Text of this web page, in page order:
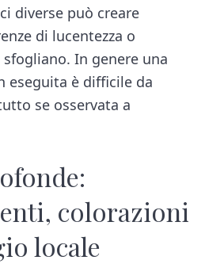
diverse può creare
di lucentezza o
In genere una
eseguita è difficile da
se osservata a
colorazioni
locale